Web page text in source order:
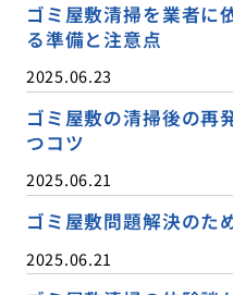
ゴミ屋敷清掃を業者に
る準備と注意点
2025.06.23
ゴミ屋敷の清掃後の再
つコツ
2025.06.21
ゴミ屋敷問題解決のた
2025.06.21